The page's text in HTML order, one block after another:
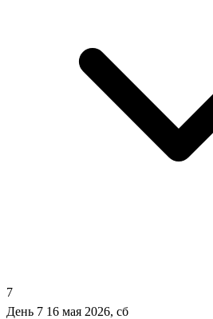
7
День 7 16 мая 2026, сб